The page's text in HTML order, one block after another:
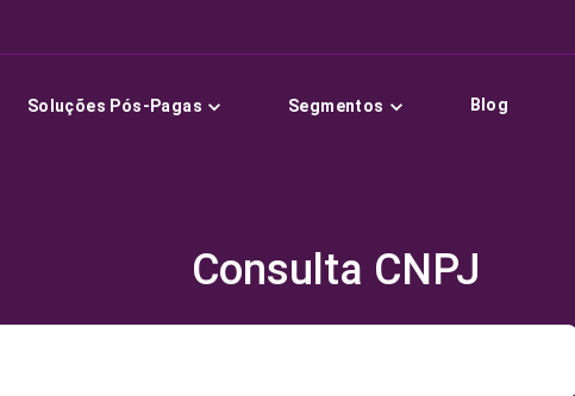
Soluções Pós-Pagas Segmentos Blog
Consulta CNPJ